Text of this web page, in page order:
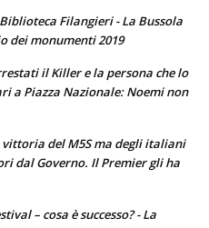
Filangieri - La Bussola
dei monumenti 2019
il Killer e la persona che lo
a Piazza Nazionale: Noemi non
del M5S ma degli italiani
dal Governo. Il Premier gli ha
– cosa è successo? - La